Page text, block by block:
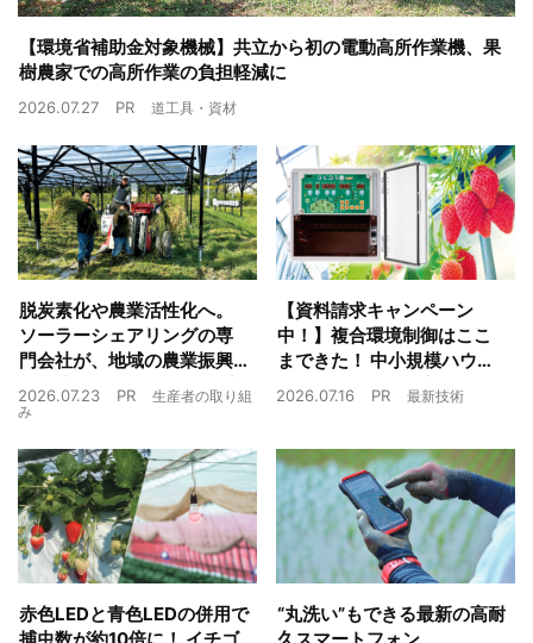
【環境省補助金対象機械】共立から初の電動高所作業機、果
樹農家での高所作業の負担軽減に
2026.07.27 PR 道工具・資材
脱炭素化や農業活性化へ。
ソーラーシェアリングの専
門会社が、地域の農業振興
や経済循環をワンストップ
でサポート
2026.07.23 PR
生産者の取り組
み
【資料請求キャンペーン
中！】複合環境制御はここ
まできた！ 中小規模ハウス
でも検討しやすい高コスパ
複合環境制御装置が誕生
2026.07.16 PR 最新技術
赤色LEDと青色LEDの併用で
“丸洗い”もできる最新の高耐